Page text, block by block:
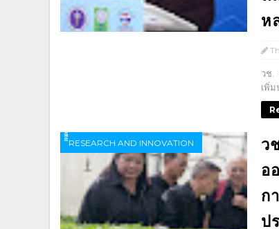
ห
วช.
เพิ่
ิิีิิิิิRESEARCH AND INNOVATION
ว
อ
ก
ป